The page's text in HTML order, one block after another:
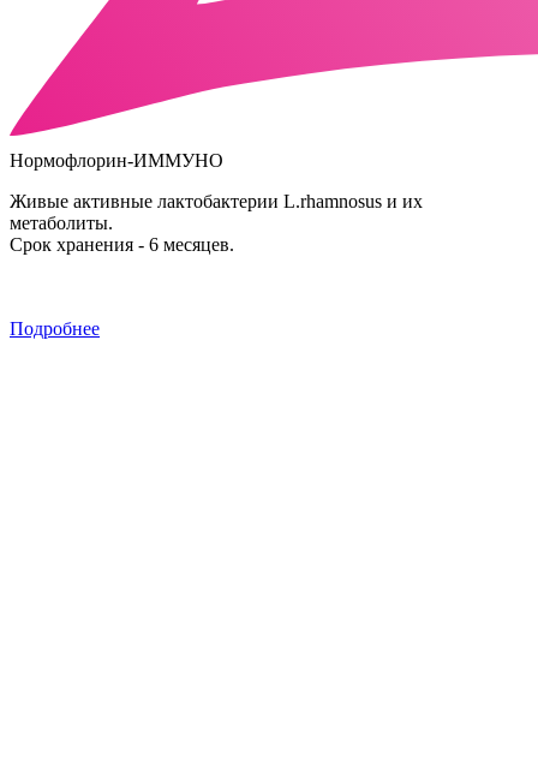
Нормофлорин-ИММУНО
Живые активные лактобактерии L.rhamnosus и их
метаболиты.
Срок хранения - 6 месяцев.
Подробнее